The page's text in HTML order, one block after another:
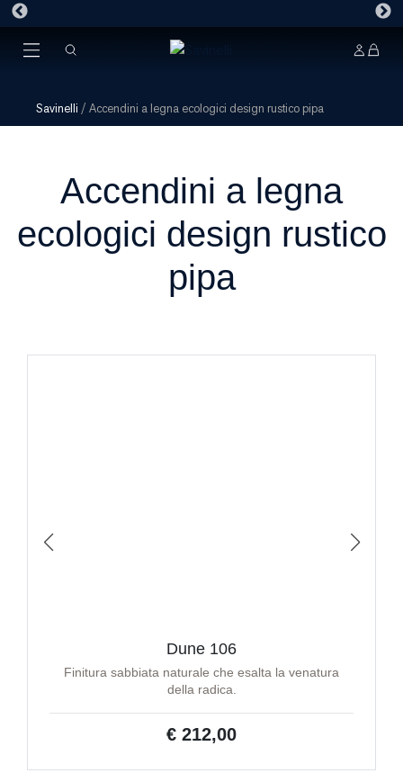
Savinelli / Accendini a legna ecologici design rustico pipa
Accendini a legna
ecologici design rustico
pipa
Dune 106
Finitura sabbiata naturale che esalta la venatura
della radica.
€ 212,00